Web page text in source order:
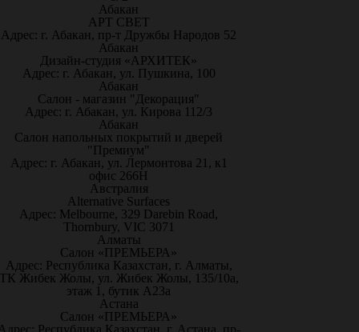
Абакан
АРТ СВЕТ
Адрес: г. Абакан, пр-т Дружбы Народов 52
Абакан
Дизайн-студия «АРХИТЕК»
Адрес: г. Абакан, ул. Пушкина, 100
Абакан
Салон - магазин "Декорация"
Адрес: г. Абакан, ул. Кирова 112/3
Абакан
Салон напольных покрытий и дверей
"Премиум"
Адрес: г. Абакан, ул. Лермонтова 21, к1
офис 266Н
Австралия
Alternative Surfaces
Адрес: Melbourne, 329 Darebin Road,
Thornbury, VIC 3071
Алматы
Салон «ПРЕМЬЕРА»
Адрес: Республика Казахстан, г. Алматы,
Жибек Жолы, ул. Жибек Жолы, 135/10а,
этаж 1, бутик А23а
Астана
Салон «ПРЕМЬЕРА»
Республика Казахстан, г. Астана, пр-